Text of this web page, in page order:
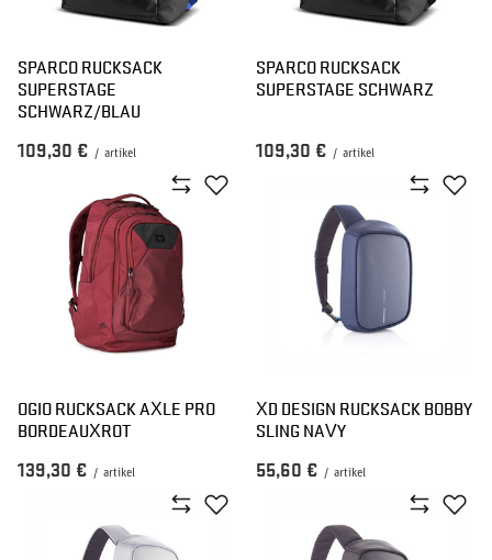
SPARCO RUCKSACK
SUPERSTAGE
SCHWARZ/BLAU
109,30 € / artikel
SPARCO RUCKSACK
SUPERSTAGE SCHWARZ
109,30 € / artikel
OGIO RUCKSACK AXLE PRO
BORDEAUXROT
139,30 € / artikel
XD DESIGN RUCKSACK BOBBY
SLING NAVY
55,60 € / artikel